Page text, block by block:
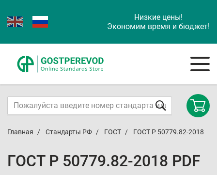
Низкие цены!
Экономим время и бюджет!
Главная Стандарты РФ ГОСТ ГОСТ Р 50779.82-2018
ГОСТ Р 50779.82-2018 PDF